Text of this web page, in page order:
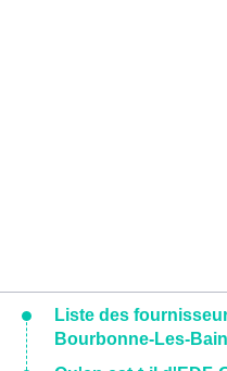
Liste des
Bourbonne-Les-